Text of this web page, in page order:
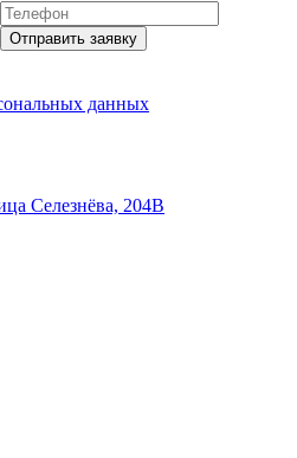
Отправить заявку
данных
Селезнёва, 204В